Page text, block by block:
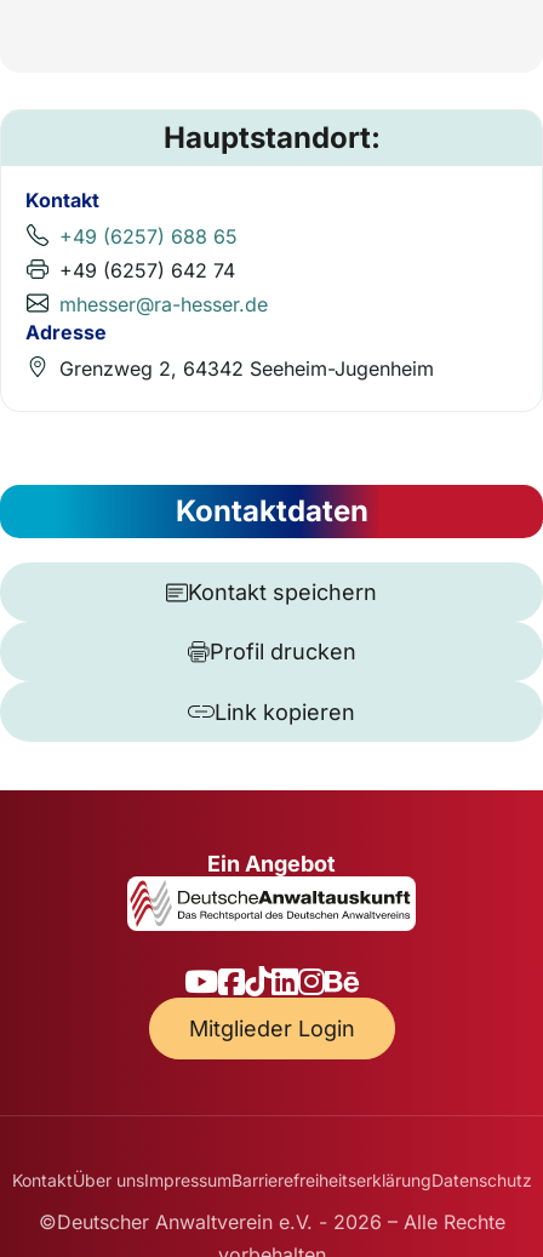
Hauptstandort:
Kontakt
+49 (6257) 688 65
+49 (6257) 642 74
mhesser@ra-hesser.de
Adresse
Grenzweg 2, 64342 Seeheim-Jugenheim
Kontaktdaten
Kontakt speichern
Profil drucken
Link kopieren
Ein Angebot
Mitglieder Login
KontaktÜber unsImpressumBarrierefreiheitserklärungDatenschutz
©Deutscher Anwaltverein e.V. - 2026 – Alle Rechte